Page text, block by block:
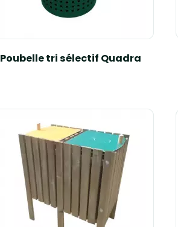
Poubelle tri sélectif Quadra